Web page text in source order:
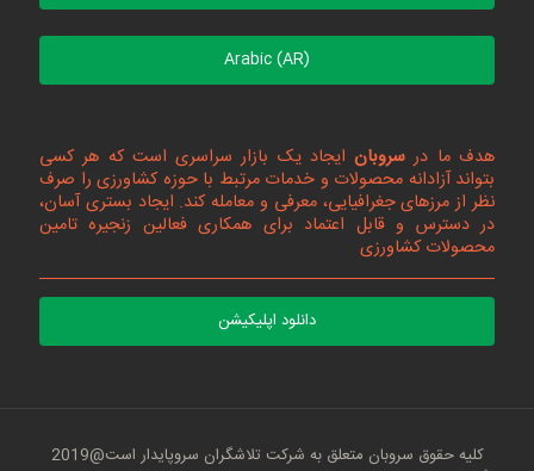
Arabic (AR)
هدف ما در سروبانایجاد یک بازار سراسری است که هر کسی
بتواند آزادانه محصولات و خدمات مرتبط با حوزه کشاورزی را صرف
نظر از مرزهای جغرافیایی، معرفی و معامله کند. ایجاد بستری آسان،
در دسترس و قابل اعتماد برای همکاری فعالین زنجیره تامین
محصولات کشاورزی
دانلود اپلیکیشن
کلیه حقوق سروبان متعلق به شرکت تلاشگران سروپایدار است@2019